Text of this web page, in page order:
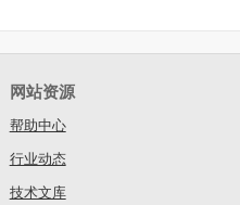
网站资源
帮助中心
行业动态
技术文库